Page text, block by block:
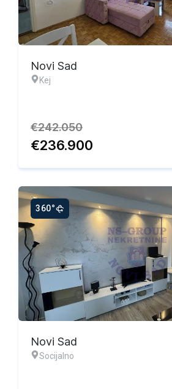
Ekskluzivna ponuda
Novi Sad
Kej
€242.050
€236.900
360°
Ekskluzivna ponuda
Novi Sad
Socijalno